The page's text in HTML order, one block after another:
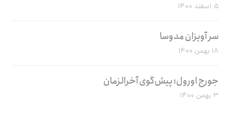
۵ اسفند ۱۴۰۰
سر آویزان مدوسا
۱۸ بهمن ۱۴۰۰
جورج اورول؛ پیش‌گوی آخرالزمان
۳ بهمن ۱۴۰۰